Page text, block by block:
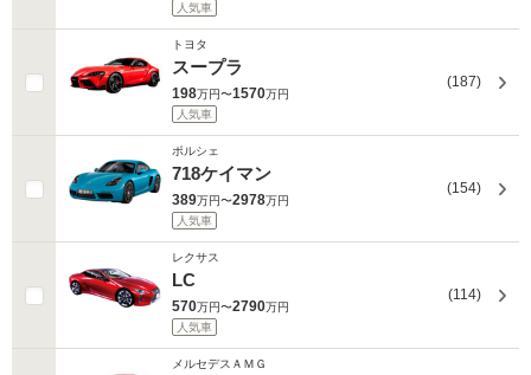
人気車
トヨタ
スープラ
198万円〜1570万円
人気車
(187)
ポルシェ
718ケイマン
389万円〜2978万円
人気車
(154)
レクサス
LC
570万円〜2790万円
人気車
(114)
メルセデスＡＭＧ